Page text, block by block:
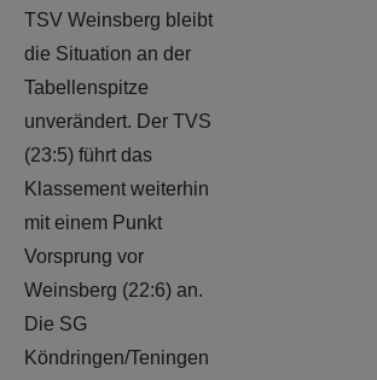
TSV Weinsberg bleibt
die Situation an der
Tabellenspitze
unverändert. Der TVS
(23:5) führt das
Klassement weiterhin
mit einem Punkt
Vorsprung vor
Weinsberg (22:6) an.
Die SG
Köndringen/Teningen